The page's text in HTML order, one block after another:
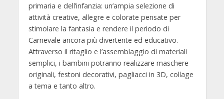
primaria e dell’infanzia: un’ampia selezione di
attività creative, allegre e colorate pensate per
stimolare la fantasia e rendere il periodo di
Carnevale ancora più divertente ed educativo.
Attraverso il ritaglio e l’assemblaggio di materiali
semplici, i bambini potranno realizzare maschere
originali, festoni decorativi, pagliacci in 3D, collage
a tema e tanto altro.